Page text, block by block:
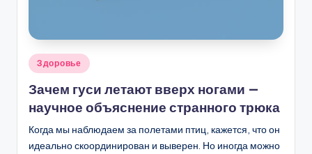
Опубликовано
Здоровье
Зачем гуси летают вверх ногами —
научное объяснение странного трюка
Когда мы наблюдаем за полетами птиц, кажется, что он
идеально скоординирован и выверен. Но иногда можно